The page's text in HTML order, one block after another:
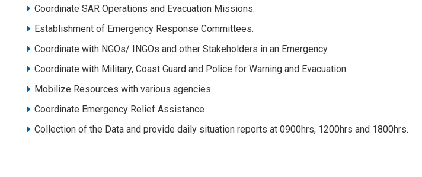
Coordinate SAR Operations and Evacuation Missions.
Establishment of Emergency Response Committees.
Coordinate with NGOs/ INGOs and other Stakeholders in an Emergency.
Coordinate with Military, Coast Guard and Police for Warning and Evacuation.
Mobilize Resources with various agencies.
Coordinate Emergency Relief Assistance
Collection of the Data and provide daily situation reports at 0900hrs, 1200hrs and 1800hrs.